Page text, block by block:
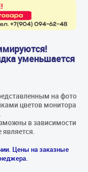
уменьшается
на фото
цветов монитора
в зависимости
является.
Цены на заказные